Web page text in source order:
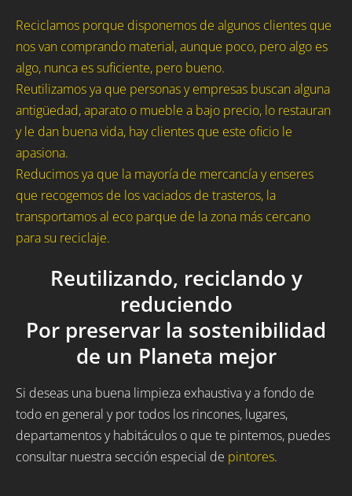
Reciclamos porque disponemos de algunos clientes que
nos van comprando material, aunque poco, pero algo es
algo, nunca es suficiente, pero bueno.
Reutilizamos ya que personas y empresas buscan alguna
antigüedad, aparato o mueble a bajo precio, lo restauran
y le dan buena vida, hay clientes que este oficio le
apasiona.
Reducimos ya que la mayoría de mercancía y enseres
que recogemos de los vaciados de trasteros, la
transportamos al eco parque de la zona más cercano
para su reciclaje.
Reutilizando, reciclando y
reduciendo
Por preservar la sostenibilidad
de un Planeta mejor
Si deseas una buena limpieza exhaustiva y a fondo de
todo en general y por todos los rincones, lugares,
departamentos y habitáculos o que te pintemos, puedes
consultar nuestra sección especial de pintores.